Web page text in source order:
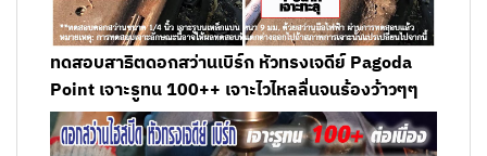
ทดสอบสาธิตดอกสว่านเบิร์ก หัวทรงเจดีย์ Pagoda
Point เจาะรูทน 100++ เจาะไวไหลลื่นจนร้องว้าวๆๆ